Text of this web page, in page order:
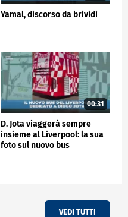
Yamal, discorso da brividi
00:31
D. Jota viaggerà sempre
insieme al Liverpool: la sua
foto sul nuovo bus
VEDI TUTTI